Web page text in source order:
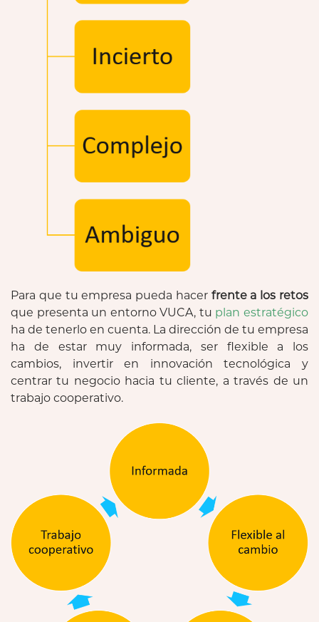
Para que tu empresa pueda hacer frente a los retos
que presenta un entorno VUCA, tu plan estratégico
ha de tenerlo en cuenta. La dirección de tu empresa
ha de estar muy informada, ser flexible a los
cambios, invertir en innovación tecnológica y
centrar tu negocio hacia tu cliente, a través de un
trabajo cooperativo.